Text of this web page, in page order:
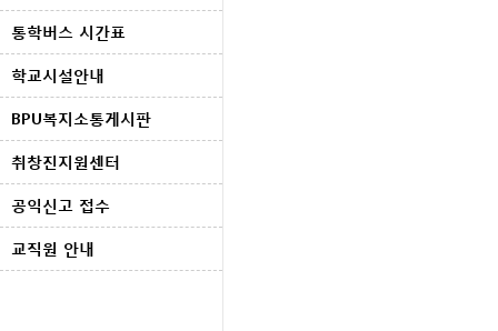
통학버스 시간표
학교시설안내
BPU복지소통게시판
취창진지원센터
공익신고 접수
교직원 안내